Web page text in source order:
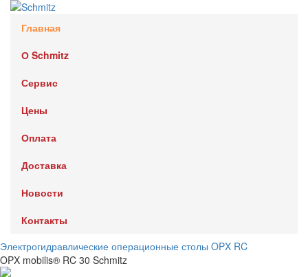
Главная
О Schmitz
Сервис
Цены
Оплата
Доставка
Новости
Контакты
Электрогидравлические операционные столы OPX RC
OPX mobilis® RC 30 Schmitz